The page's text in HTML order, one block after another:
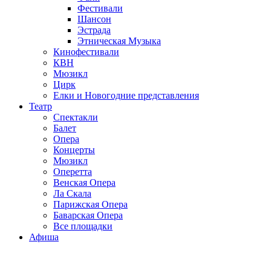
Фестивали
Шансон
Эстрада
Этническая Музыка
Кинофестивали
КВН
Мюзикл
Цирк
Елки и Новогодние представления
Театр
Спектакли
Балет
Опера
Концерты
Мюзикл
Оперетта
Венская Опера
Ла Скала
Парижская Опера
Баварская Опера
Все площадки
Афиша